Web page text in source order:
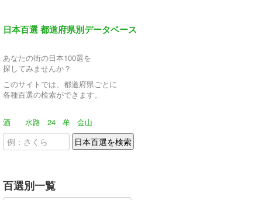
日本百選 都道府県別データベース
あなたの街の日本100選を
探してみませんか？
このサイトでは、都道府県ごとに
各種百選の検索ができます。
酒 水路 24 牟 金山
百選別一覧